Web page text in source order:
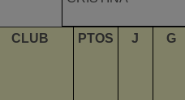
CLUB PTOS J G